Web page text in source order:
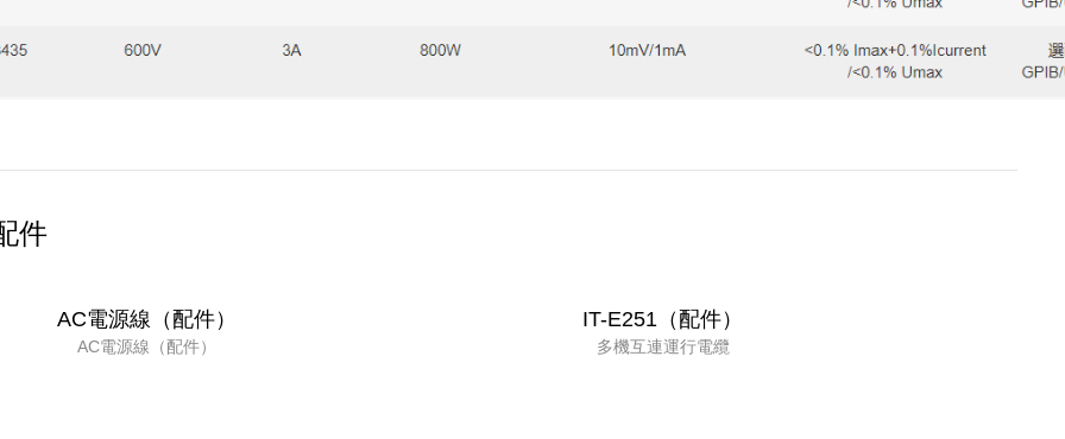
件
AC電源線（配件）
AC電源線（配件）
IT-E251（配件）
多機互連運行電纜